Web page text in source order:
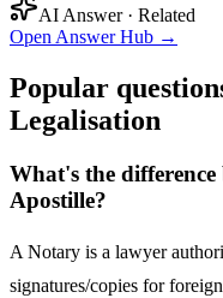
AI Answer · Related
Open Answer Hub →
Popular
Legalisation
What's the
Apostille?
A Notary is a lawyer
signatures/copies for